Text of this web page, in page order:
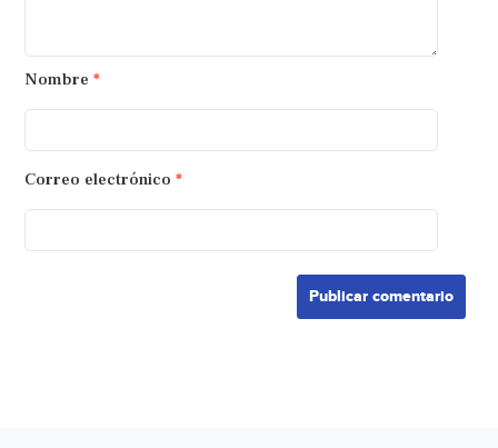
Nombre *
Correo electrónico *